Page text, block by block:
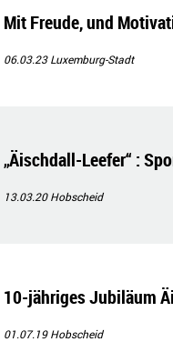
Mit Freude, und
06.03.23Luxemburg-Stadt
„Äischdall-Leefer“ :
13.03.20Hobscheid
10-jähriges Jubiläum
01.07.19Hobscheid